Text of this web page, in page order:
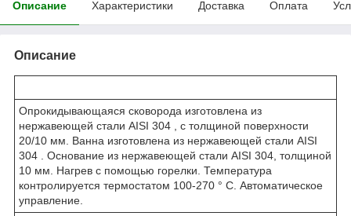
Описание Характеристики Доставка Оплата
Описание
Опрокидывающаяся сковорода изготовлена из
нержавеющей стали AISI 304 , с толщиной поверхности
20/10 мм. Ванна изготовлена из нержавеющей стали AISI
304 . Основание из нержавеющей стали AISI 304, толщиной
10 мм. Нагрев с помощью горелки. Температура
контролируется термостатом 100-270 ° C. Автоматическое
управление.